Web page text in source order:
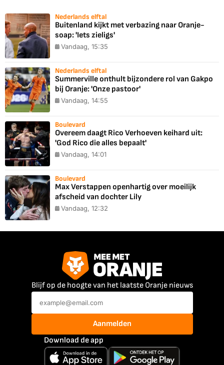
Nederlands elftal
Buitenland kijkt met verbazing naar Oranje-
soap: 'Iets zieligs'
Vandaag, 15:35
Nederlands elftal
Summerville onthult bijzondere rol van Gakpo
bij Oranje: 'Onze pastoor'
Vandaag, 14:55
Boulevard
Overeem daagt Rico Verhoeven keihard uit:
'God Rico die alles bepaalt'
Vandaag, 14:01
Boulevard
Max Verstappen openhartig over moeilijk
afscheid van dochter Lily
Vandaag, 12:32
Blijf op de hoogte van het laatste Oranje nieuws
Aanmelden
Download de app